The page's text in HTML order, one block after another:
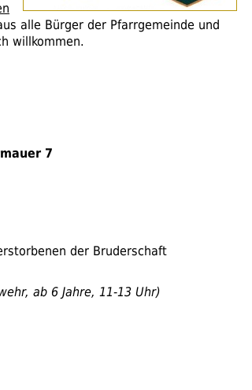
alle Bürger der Pfarrgemeinde und
willkommen.
7
der Bruderschaft
ab 6 Jahre, 11-13 Uhr)